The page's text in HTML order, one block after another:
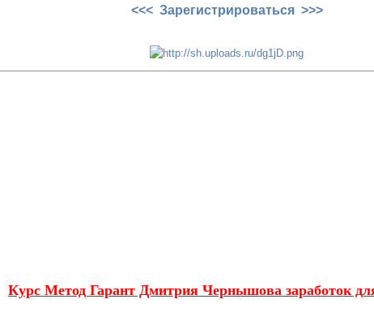
<<< Зарегистрироваться >>>
Курс Метод Гарант Дмитрия Чернышова заработок